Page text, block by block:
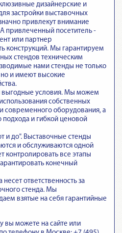
дизайнерские и
застройки выставочных
привлекут внимание
привлеченный посетитель -
или партнер
конструкций. Мы гарантируем
стендов техническим
нами стенды не только
и имеют высокие
выгодные условия. Мы можем
собственных
современного оборудования, а
подхода и гибкой ценовой
и до". Выставочные стенды
и обслуживаются одной
контролировать все этапы
конечный
ответственность за
стенда. Мы
взятые на себя гарантийные
вы можете на сайте или